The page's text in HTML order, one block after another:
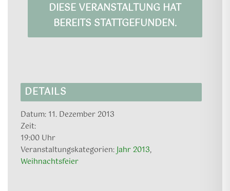
DIESE VERANSTALTUNG HAT
BEREITS STATTGEFUNDEN.
DETAILS
Datum: 11. Dezember 2013
Zeit:
19:00 Uhr
Veranstaltungskategorien: Jahr 2013,
Weihnachtsfeier